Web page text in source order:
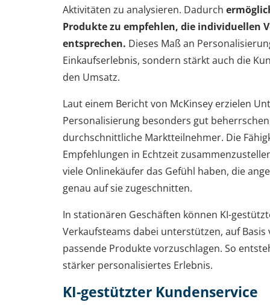
Aktivitäten zu analysieren. Dadurch
Produkte zu empfehlen, die individuellen
entsprechen. Dieses Maß an
Einkaufserlebnis, sondern stärkt auch die
den Umsatz.
Laut einem Bericht von McKinsey erzielen
Personalisierung besonders gut
durchschnittliche Marktteilnehmer. Die
Empfehlungen in Echtzeit
viele Onlinekäufer das Gefühl haben, die
genau auf sie zugeschnitten.
In stationären Geschäften können KI-
Verkaufsteams dabei unterstützen, auf
passende Produkte vorzuschlagen. So
stärker personalisiertes Erlebnis.
KI-gestützter Kundenservice